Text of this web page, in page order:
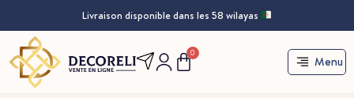
Livraison disponible dans les 58 wilayas
0
Menu